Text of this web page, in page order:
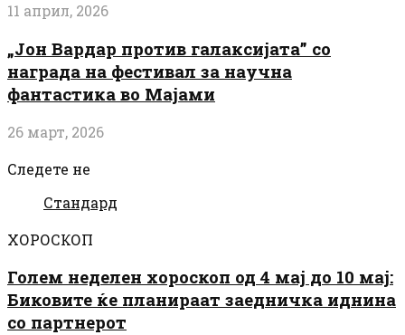
11 април, 2026
„Јон Вардар против галаксијата” со
награда на фестивал за научна
фантастика во Мајами
26 март, 2026
Следете не
Стандард
ХОРОСКОП
Голем неделен хороскоп од 4 мај до 10 мај:
Биковите ќе планираат заедничка иднина
со партнерот